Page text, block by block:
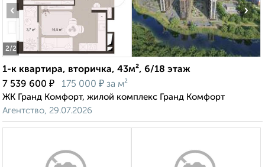
2/2
‹ ›
1-к квартира, вторичка, 43м², 6/18 этаж
7 539 600 ₽ 175 000 ₽ за м²
ЖК Гранд Комфорт, жилой комплекс Гранд Комфорт
Агентство, 29.07.2026